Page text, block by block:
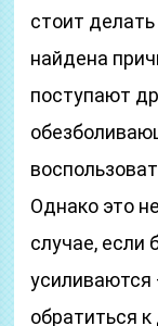
стоит
найдена
поступают
Однако это
случае, если
усиливаются
обратиться